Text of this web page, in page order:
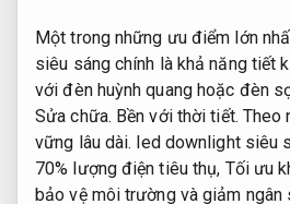
Một trong những ưu điểm lớn
siêu sáng chính là khả năng tiết
với đèn huỳnh quang hoặc đèn
Sửa chữa. Bền với thời tiết. Theo
vững lâu dài. led downlight siêu
70% lượng điện tiêu thụ, Tối ưu
bảo vệ môi trường và giảm ngân